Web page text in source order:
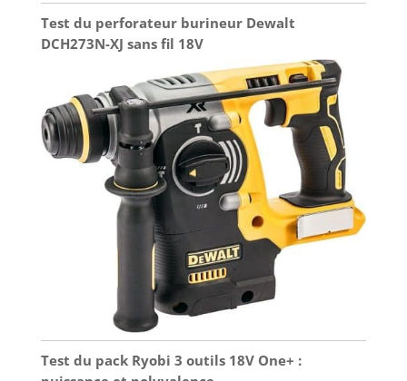
Test du perforateur burineur Dewalt
DCH273N-XJ sans fil 18V
Test du pack Ryobi 3 outils 18V One+ :